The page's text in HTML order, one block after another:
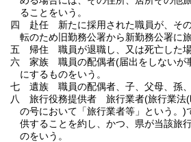
ることをいう。
四
赴任 新たに採用された職員が、そ
転のため旧勤務公署から新勤務公署に
五
帰住 職員が退職し、又は死亡した
六
家族 職員の配偶者(届出をしないが
にするものをいう。
七
遺族 職員の配偶者、子、父母、孫
八
旅行役務提供者 旅行業者(旅行業法(
の号において「旅行業者等」という。)
供することを約し、かつ、県が当該旅
のをいう。